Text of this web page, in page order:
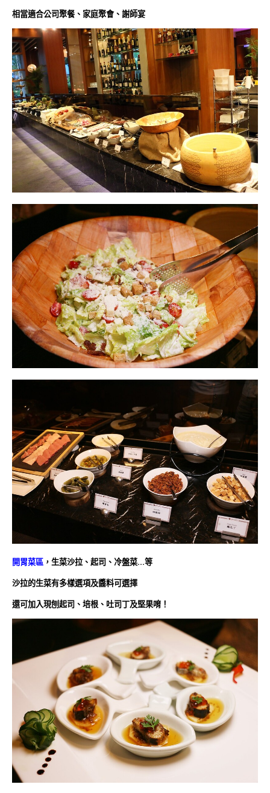
相當適合公司聚餐、家庭聚會、謝師宴
開胃菜區 ，生菜沙拉、起司、冷盤菜…等
沙拉的生菜有多樣選項及醬料可選擇
還可加入現刨起司、培根、吐司丁及堅果唷！